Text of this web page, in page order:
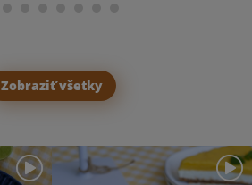
Zobraziť všetky